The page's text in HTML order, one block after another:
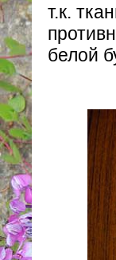
т.к.
белой